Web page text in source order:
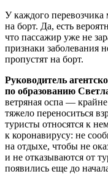
У каждого перевозчика
на борт. Да, есть
что пассажир уже не
признаки заболевания
пропустят на борт.
Руководитель
по образованию
ветряная оспа — крайне
тяжело переноситься
туристы относятся к
к коронавирусу: не
на отдыхе, чтобы не
и не отказываются от
появились еще до